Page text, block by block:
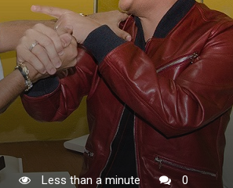
Less than a minute 0